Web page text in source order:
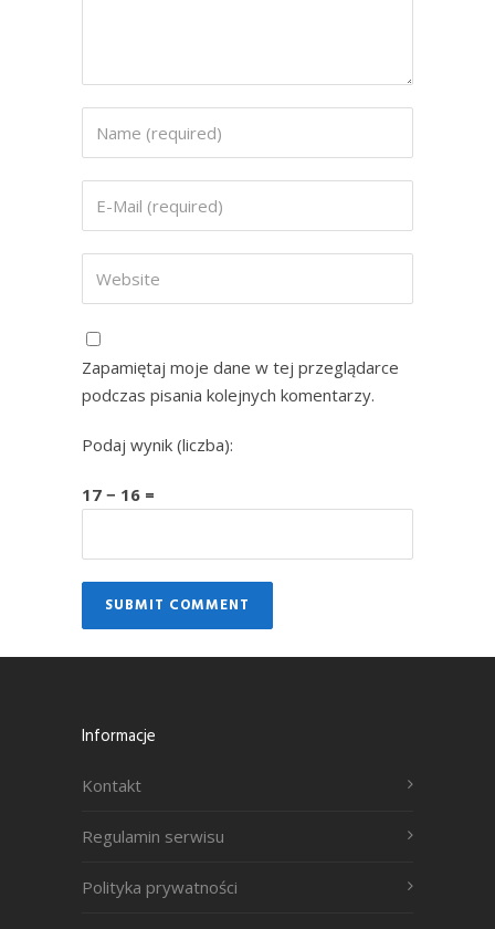
Zapamiętaj moje dane w tej przeglądarce
podczas pisania kolejnych komentarzy.
Podaj wynik (liczba):
17 − 16 =
Informacje
Kontakt
Regulamin serwisu
Polityka prywatności